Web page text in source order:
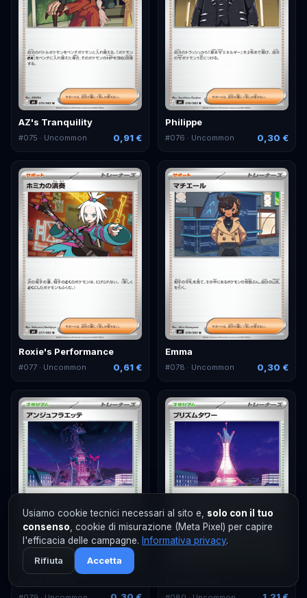
AZ's Tranquility
#075 · Uncommon 0,91 €
Philippe
#076 · Uncommon 0,30 €
Roxie's Performance
#077 · Uncommon 0,61 €
Emma
#078 · Uncommon 0,30 €
Usiamo cookie tecnici necessari al sito e, solo con il tuo
consenso , cookie di misurazione (Meta Pixel) per capire
l'efficacia delle campagne. Informativa privacy.
Rifiuta
Accetta